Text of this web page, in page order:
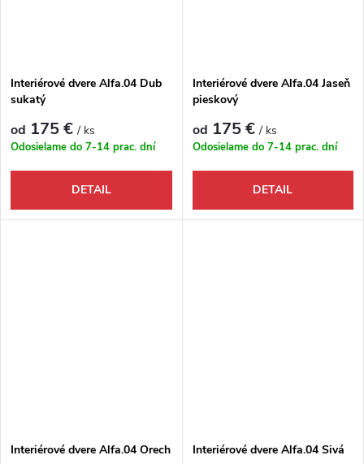
Interiérové dvere Alfa.04 Dub
sukatý
od 175 €/ ks
Odosielame do 7-14 prac. dní
DETAIL
Interiérové dvere Alfa.04 Jaseň
pieskový
od 175 €/ ks
Odosielame do 7-14 prac. dní
DETAIL
Interiérové dvere Alfa.04 Orech Interiérové dvere Alfa.04 Sivá